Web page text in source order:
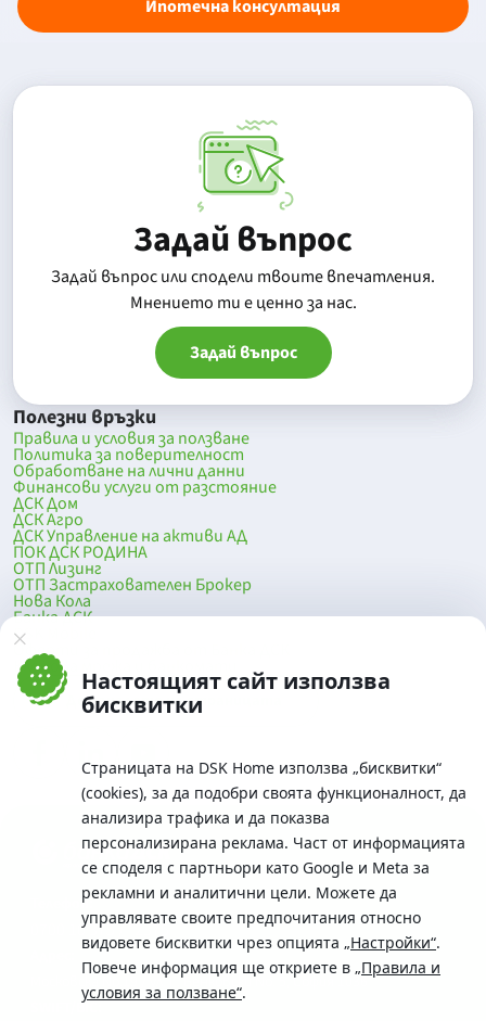
Настоящият сайт използва
бисквитки
Страницата на DSK Home използва „бисквитки“
(cookies), за да подобри своята функционалност, да
анализира трафика и да показва
персонализирана реклама. Част от информацията
се споделя с партньори като Google и Meta за
рекламни и аналитични цели. Можете да
управлявате своите предпочитания относно
видовете бисквитки чрез опцията „Настройки“.
Повече информация ще откриете в „Правила и
условия за ползване“.
Ипотечна консултация
Задай въпрос
Задай въпрос или сподели твоите впечатления.
Mнението ти е ценно за нас.
Задай въпрос
Полезни връзки
Правила и условия за ползване
Политика за поверителност
Обработване на лични данни
Финансови услуги от разстояние
ДСК Дом
ДСК Агро
ДСК Управление на активи АД
ПОК ДСК РОДИНА
ОТП Лизинг
ОТП Застрахователен Брокер
Нова Кола
Банка ДСК
DSK Mobile
Оферти за продажба от Банка ДСК
Клонова мрежа и банкомати
До началото на страницата
Телефон:
0700 10 375 / *2375
Московска No.19 / ул. Г. Бенковски No. 5, София 1036
SWIFT/BIC: